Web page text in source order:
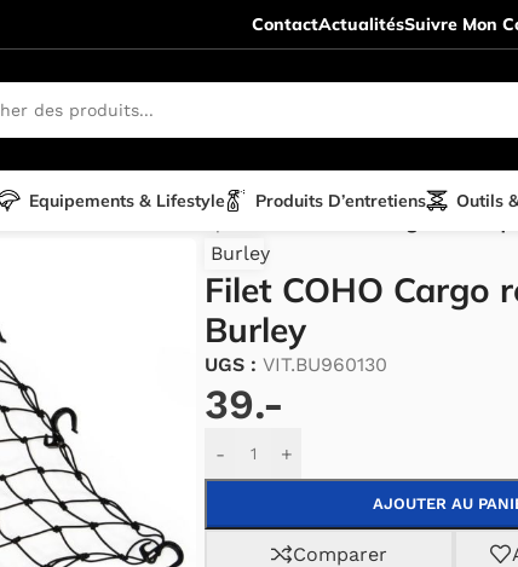
ContactActualitésSuivre Mon
Equipements & Lifestyle Produits D’entretiens Outils
Burley
Filet COHO Cargo
Burley
UGS : VIT.BU960130
39.-
- +
AJOUTER AU
Alternative:
Comparer